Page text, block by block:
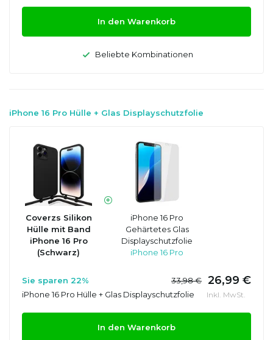
In den Warenkorb
Beliebte Kombinationen
iPhone 16 Pro Hülle + Glas Displayschutzfolie
Coverzs Silikon
Hülle mit Band
iPhone 16 Pro
(Schwarz)
iPhone 16 Pro
Gehärtetes Glas
Displayschutzfolie
iPhone 16 Pro
Sie sparen 22% 33,98 € 26,99 €
iPhone 16 Pro Hülle + Glas Displayschutzfolie Inkl. MwSt.
In den Warenkorb